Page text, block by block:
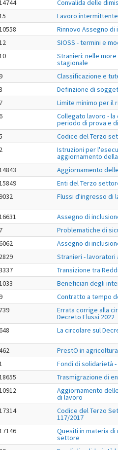
Convalida delle
Lavoro
Rinnovo Assegno
SIOSS - termini e
Stranieri: nelle
stagionale
Classificazione e
Definzione di
7
Limite minimo per il
Collegato lavoro -
periodo di prova e
Codice del Terzo
2 Istruzioni per
aggiornamento
Aggiornamento
Enti del Terzo
Flussi d'ingresso di
Assegno di
7
Problematiche di
Assegno di
2829
Stranieri -
Transizione tra
Beneficiari degli
Contratto a tempo
739 Errata corrige alla
Decreto Flussi 2022
La circolare sul
PrestO in
Fondi di solidarietà
Trasmigrazione di
Aggiornamento
di lavoro
Codice del Terzo
117/2017
Quesiti in materia
settore